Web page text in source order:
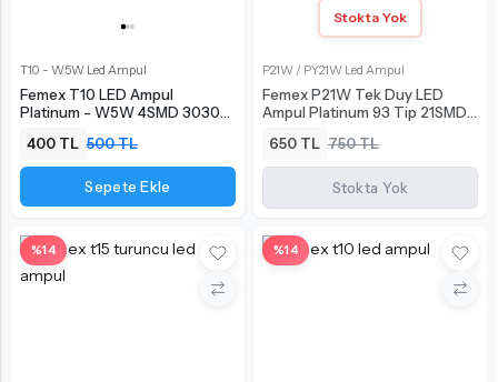
T10 - W5W Led Ampul
Femex T10 LED Ampul
Platinum - W5W 4SMD 3030
400 TL 500 TL
Sepete Ekle
P21W / PY21W Led Ampul
Femex P21W Tek Duy LED
Ampul Platinum 93 Tip 21SMD
650 TL 750 TL
Stokta Yok
Stokta Yok
%14 %14